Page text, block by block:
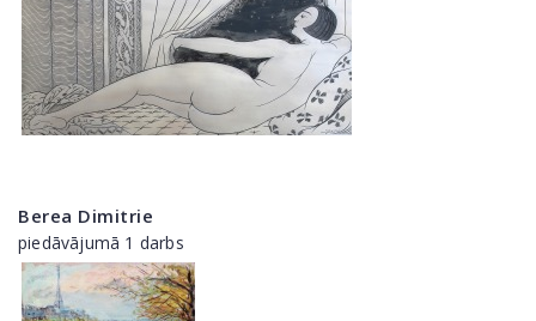
Berea Dimitrie
piedāvājumā 1 darbs